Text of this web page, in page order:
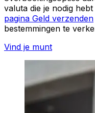
valuta die je nodig
pagina Geld verzenden
bestemmingen te
Vind je munt